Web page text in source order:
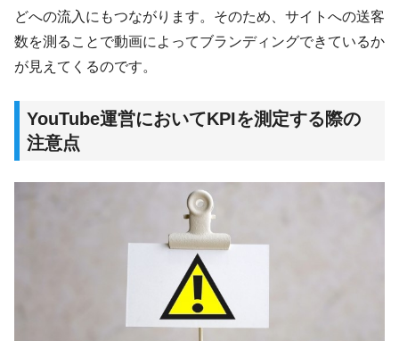
どへの流入にもつながります。そのため、サイトへの送客
数を測ることで動画によってブランディングできているか
が見えてくるのです。
YouTube運営においてKPIを測定する際の
注意点